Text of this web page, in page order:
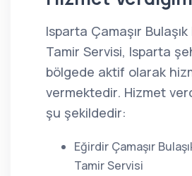
Isparta Çamaşır Bulaşık
Tamir Servisi, Isparta
bölgede aktif olarak
vermektedir. Hizmet
şu şekildedir:
Eğirdir Çamaşır
Tamir Servisi